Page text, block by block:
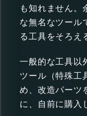
も知れません。
な無名なツール
る工具をそろえ
一般的な工具以
ツール（特殊工
め、改造パーツ
に、自前に購入